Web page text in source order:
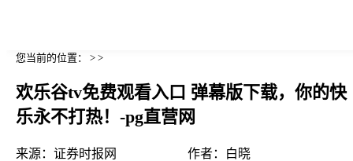
您当前的位置： > >
欢乐谷tv免费观看入口 弹幕版下载，你的快
乐永不打热！-pg直营网
来源： 证券时报网 作者：
白晓